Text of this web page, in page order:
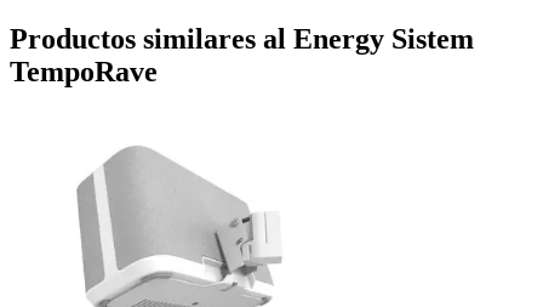
Productos similares al Energy Sistem
TempoRave